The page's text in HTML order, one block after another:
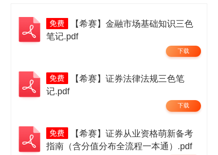
【希赛】金融市场基础知识三色
笔记.pdf
下载
【希赛】证券法律法规三色笔
记.pdf
下载
【希赛】证券从业资格萌新备考
指南（含分值分布全流程一本通）.pdf